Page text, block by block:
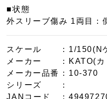
■状態
外スリーブ傷み 1両目：
スケール
：1/150(N
メーカー
：KATO(
メーカー品番
：10-370
シリーズ
：
JANコード
：